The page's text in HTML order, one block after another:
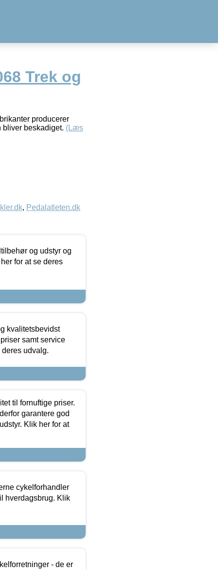
Trek og
producerer
bliver beskadiget. (Læs
, Pedalatleten.dk
og udstyr og
for at se deres
kvalitetsbevidst
samt service
udvalg.
til fornuftige priser.
garantere god
Klik her for at
cykelforhandler
hverdagsbrug. Klik
- de er